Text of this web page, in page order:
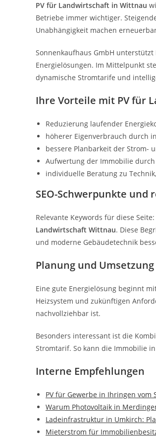
PV für Landwirtschaft in Wittnau
Betriebe immer wichtiger.
Unabhängigkeit machen
Sonnenkaufhaus GmbH
Energielösungen. Im Mittelpunkt
dynamische Stromtarife und
Ihre Vorteile mit PV für
Reduzierung laufender
höherer Eigenverbrauch durch
bessere Planbarkeit der Strom-
Aufwertung der Immobilie
individuelle Beratung zu
SEO-Schwerpunkte und
Relevante Keywords für diese Seite:
Landwirtschaft Wittnau. Diese
und moderne Gebäudetechnik
Planung und Umsetzung
Eine gute Energielösung beginnt
Heizsystem und zukünftigen
nachvollziehbar ist.
Besonders interessant ist die
Stromtarif. So kann die Immobilie
Interne Empfehlungen
PV für Gewerbe in Ihringen
Warum Photovoltaik in
Ladeinfrastruktur in Umkirch:
Mieterstrom für